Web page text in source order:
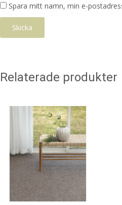
Spara mitt namn, min e-
Relaterade produkter